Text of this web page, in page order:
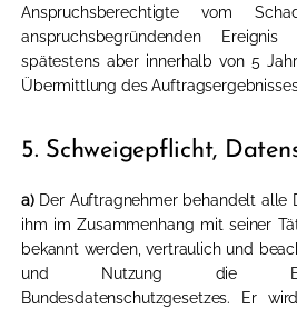
Anspruchsberechtigte vom
anspruchsbegründenden
spätestens aber innerhalb von 5
Übermittlung des
5. Schweigepflicht,
a)Der Auftragnehmer behandelt alle
ihm im Zusammenhang mit seiner
bekannt werden, vertraulich und
und Nutzung die
Bundesdatenschutzgesetzes. Er